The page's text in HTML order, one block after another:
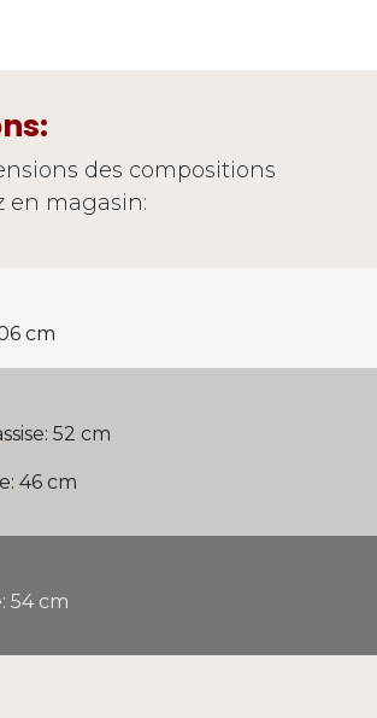
des compositions
en magasin:
cm
52 cm
46 cm
54 cm